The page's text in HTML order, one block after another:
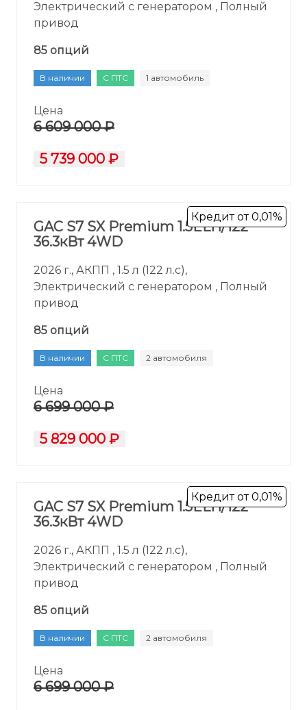
Электрический с генератором , Полный
привод
85 опций
В наличии С ПТС 1 автомобиль
Цена
6 609 000 ₽
5 739 000 ₽
Кредит от 0,01%
GAC S7 SX Premium 1.5ELH/122
36.3кВт 4WD
2026 г., АКПП , 1.5 л (122 л.с),
Электрический с генератором , Полный
привод
85 опций
В наличии С ПТС 2 автомобиля
Цена
6 699 000 ₽
5 829 000 ₽
Кредит от 0,01%
GAC S7 SX Premium 1.5ELH/122
36.3кВт 4WD
2026 г., АКПП , 1.5 л (122 л.с),
Электрический с генератором , Полный
привод
85 опций
В наличии С ПТС 2 автомобиля
Цена
6 699 000 ₽